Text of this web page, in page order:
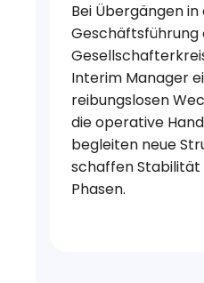
Bei Übergängen in
Geschäftsführung
Interim Manager
reibungslosen
die operative
begleiten neue
schaffen Stabilität
Phasen.